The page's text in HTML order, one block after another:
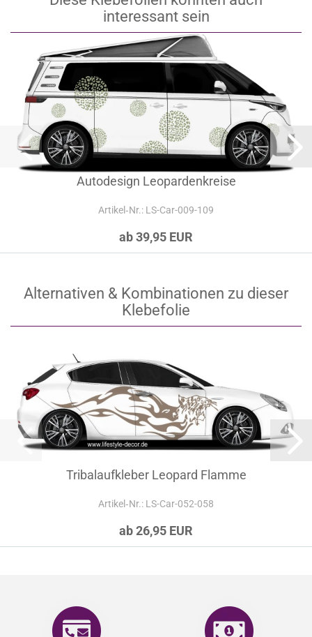
interessant sein
Autodesign Leopardenkreise
Artikel‑Nr.: LS-Car-009-109
ab 39,95 EUR
Alternativen & Kombinationen zu dieser
Klebefolie
Tribalaufkleber Leopard Flamme
Artikel‑Nr.: LS-Car-052-058
ab 26,95 EUR